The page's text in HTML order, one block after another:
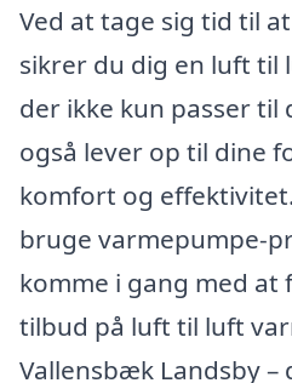
Ved at tage sig tid til
sikrer du dig en luft til
der ikke kun passer til
også lever op til dine
komfort og
bruge varmepumpe-
komme i gang med at
tilbud på luft til luft
Vallensbæk Landsby